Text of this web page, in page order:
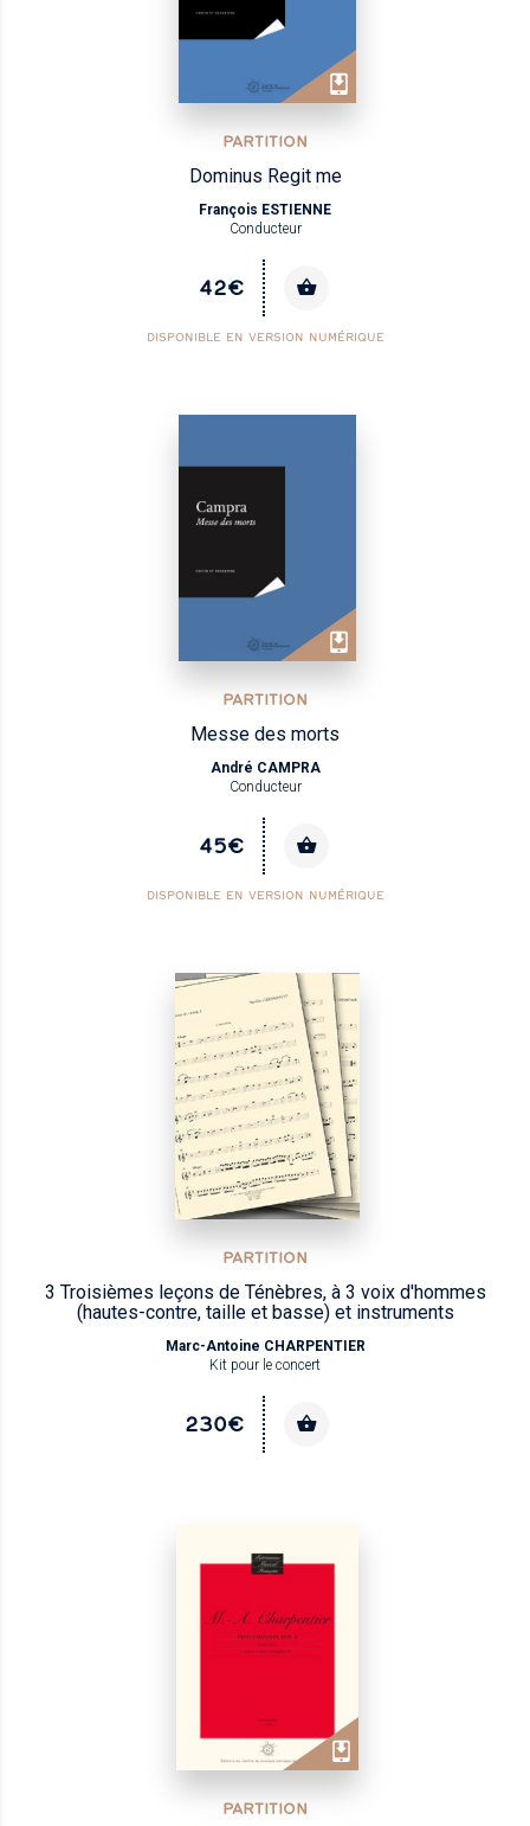
PARTITION
Dominus Regit me
François ESTIENNE
Conducteur
42€
DISPONIBLE EN VERSION NUMÉRIQUE
PARTITION
Messe des morts
André CAMPRA
Conducteur
45€
DISPONIBLE EN VERSION NUMÉRIQUE
PARTITION
3 Troisièmes leçons de Ténèbres, à 3 voix d'hommes
(hautes-contre, taille et basse) et instruments
Marc-Antoine CHARPENTIER
Kit pour le concert
230€
PARTITION